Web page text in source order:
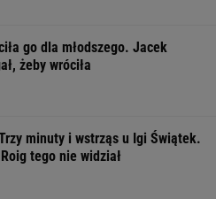
go dla młodszego. Jacek
żeby wróciła
minuty i wstrząs u Igi Świątek.
tego nie widział